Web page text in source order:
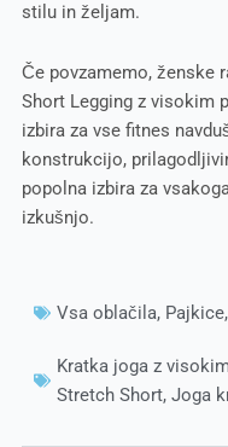
stilu in željam.
Če povzamemo, ženske
Short Legging z visokim
izbira za vse fitnes
konstrukcijo,
popolna izbira za
izkušnjo.
Vsa oblačila, Pajkice,
Kratka joga z
Stretch Short, Joga